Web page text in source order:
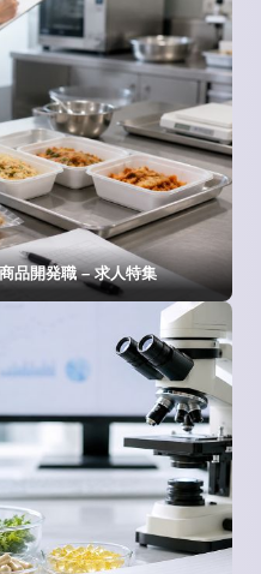
品開発職 – 求人特集